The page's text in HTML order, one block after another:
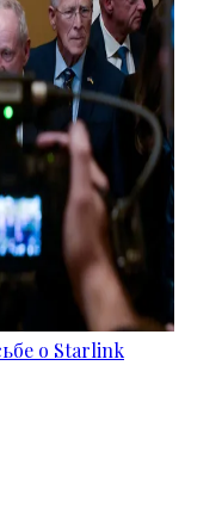
о Starlink